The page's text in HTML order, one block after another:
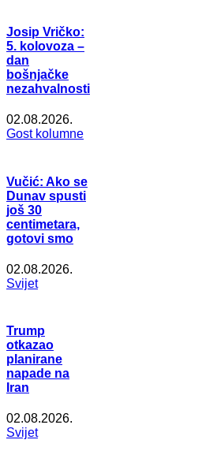
Josip Vričko:
5. kolovoza –
dan
bošnjačke
nezahvalnosti
02.08.2026.
Gost kolumne
Vučić: Ako se
Dunav spusti
još 30
centimetara,
gotovi smo
02.08.2026.
Svijet
Trump
otkazao
planirane
napade na
Iran
02.08.2026.
Svijet